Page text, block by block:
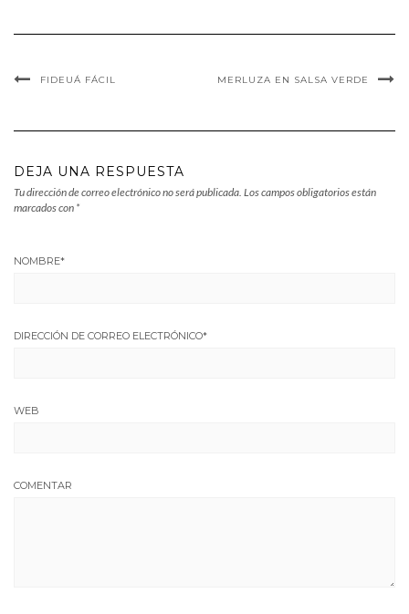
FIDEUÁ FÁCIL MERLUZA EN SALSA VERDE
DEJA UNA RESPUESTA
Tu dirección de correo electrónico no será publicada. Los campos obligatorios están
marcados con *
NOMBRE*
DIRECCIÓN DE CORREO ELECTRÓNICO*
WEB
COMENTAR